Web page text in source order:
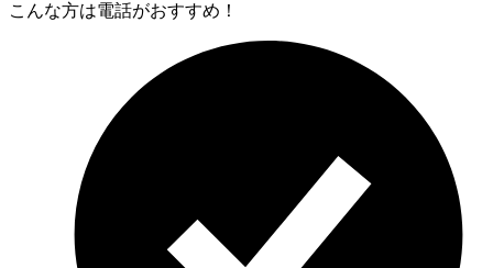
こんな方は電話がおすすめ！